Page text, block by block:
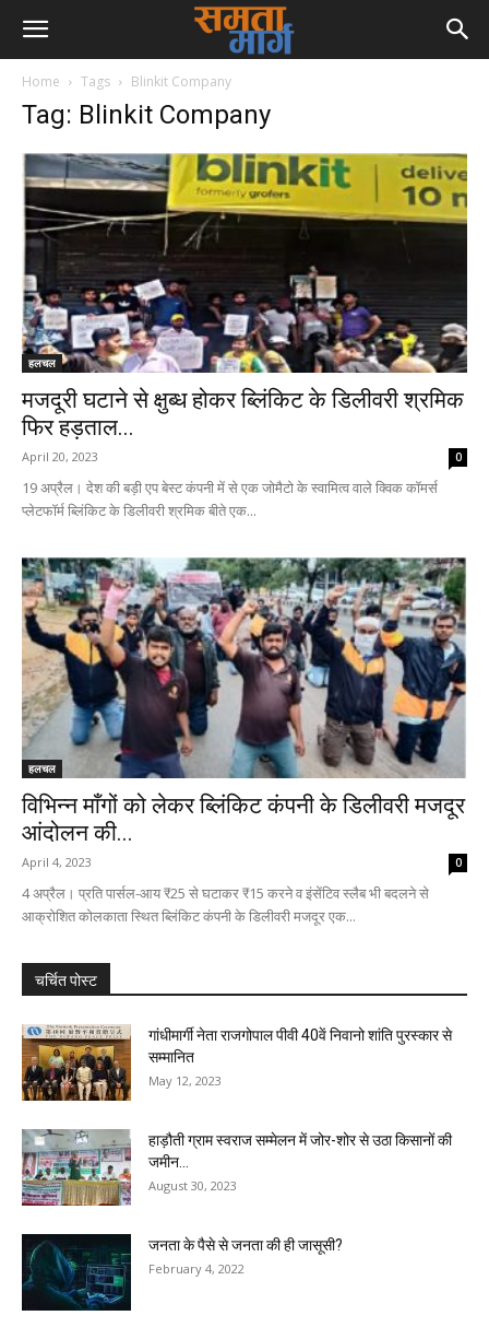
Home Tags Blinkit Company
Tag: Blinkit Company
हलचल
मजदूरी घटाने से क्षुब्ध होकर ब्लिंकिट के डिलीवरी श्रमिक
फिर हड़ताल...
April 20, 2023 0
19 अप्रैल। देश की बड़ी एप बेस्ट कंपनी में से एक जोमैटो के स्वामित्व वाले क्विक कॉमर्स
प्लेटफॉर्म ब्लिंकिट के डिलीवरी श्रमिक बीते एक...
हलचल
विभिन्न माँगों को लेकर ब्लिंकिट कंपनी के डिलीवरी मजदूर
आंदोलन की...
April 4, 2023 0
4 अप्रैल। प्रति पार्सल-आय ₹25 से घटाकर ₹15 करने व इंसेंटिव स्लैब भी बदलने से
आक्रोशित कोलकाता स्थित ब्लिंकिट कंपनी के डिलीवरी मजदूर एक...
चर्चित पोस्ट
गांधीमार्गी नेता राजगोपाल पीवी 40वें निवानो शांति पुरस्कार से
सम्मानित
May 12, 2023
हाड़ौती ग्राम स्वराज सम्मेलन में जोर-शोर से उठा किसानों की
जमीन...
August 30, 2023
जनता के पैसे से जनता की ही जासूसी?
February 4, 2022